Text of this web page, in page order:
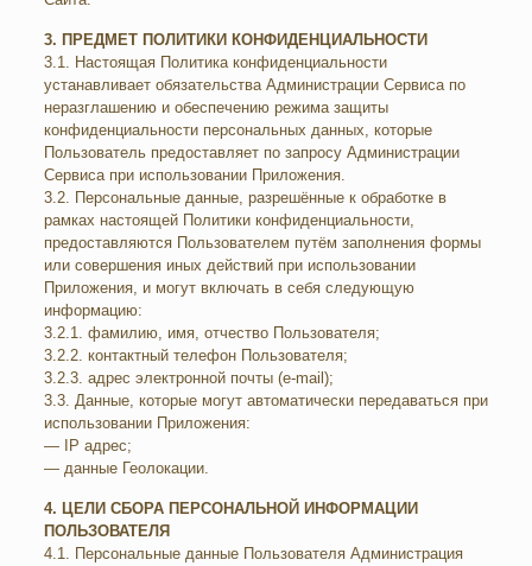
3. ПРЕДМЕТ ПОЛИТИКИ КОНФИДЕНЦИАЛЬНОСТИ
3.1. Настоящая Политика конфиденциальности
устанавливает обязательства Администрации Сервиса по
неразглашению и обеспечению режима защиты
конфиденциальности персональных данных, которые
Пользователь предоставляет по запросу Администрации
Сервиса при использовании Приложения.
3.2. Персональные данные, разрешённые к обработке в
рамках настоящей Политики конфиденциальности,
предоставляются Пользователем путём заполнения формы
или совершения иных действий при использовании
Приложения, и могут включать в себя следующую
информацию:
3.2.1. фамилию, имя, отчество Пользователя;
3.2.2. контактный телефон Пользователя;
3.2.3. адрес электронной почты (e-mail);
3.3. Данные, которые могут автоматически передаваться при
использовании Приложения:
— IP адрес;
— данные Геолокации.
4. ЦЕЛИ СБОРА ПЕРСОНАЛЬНОЙ ИНФОРМАЦИИ
ПОЛЬЗОВАТЕЛЯ
4.1. Персональные данные Пользователя Администрация